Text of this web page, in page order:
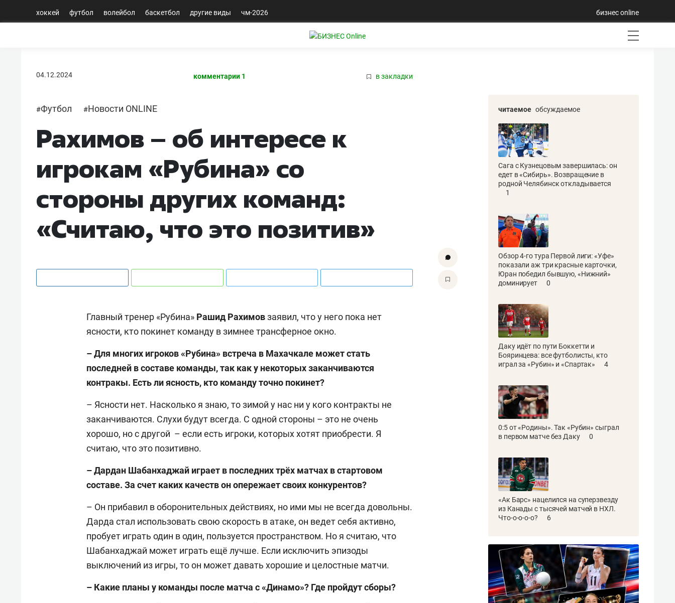
хоккей футбол волейбол баскетбол другие виды чм-2026 бизнес online
04.12.2024 комментарии 1 в закладки
#Футбол #Новости ONLINE
Рахимов – об интересе к
игрокам «Рубина» со
стороны других команд:
«Считаю, что это позитив»
Главный тренер «Рубина» Рашид Рахимовзаявил, что у него пока нет
ясности, кто покинет команду в зимнее трансферное окно.
– Для многих игроков «Рубина» встреча в Махачкале может стать
последней в составе команды, так как у некоторых заканчиваются
контракы. Есть ли ясность, кто команду точно покинет?
– Ясности нет. Насколько я знаю, то зимой у нас ни у кого контракты не
заканчиваются. Слухи будут всегда. С одной стороны – это не очень
хорошо, но с другой – если есть игроки, которых хотят приобрести. Я
считаю, что это позитивно.
– Дардан Шабанхаджай играет в последних трёх матчах в стартовом
составе. За счет каких качеств он опережает своих конкурентов?
– Он прибавил в оборонительных действиях, но ими мы не всегда довольны.
Дарда стал использовать свою скорость в атаке, он ведет себя активно,
пробует играть один в один, пользуется пространством. Но я считаю, что
Шабанхаджай может играть ещё лучше. Если исключить эпизоды
выключений из игры, то он может давать хорошие и целостные матчи.
– Какие планы у команды после матча с «Динамо»? Где пройдут сборы?
читаемое обсуждаемое
Сага с Кузнецовым завершилась: он
едет в «Сибирь». Возвращение в
родной Челябинск откладывается
1
Обзор 4-го тура Первой лиги: «Уфе»
показали аж три красные карточки,
Юран победил бывшую, «Нижний»
доминирует
0
Даку идёт по пути Боккетти и
Бояринцева: все футболисты, кто
играл за «Рубин» и «Спартак»
4
0:5 от «Родины». Так «Рубин» сыграл
в первом матче без Даку
0
«Ак Барс» нацелился на суперзвезду
из Канады с тысячей матчей в НХЛ.
Что-о-о-о-о?
6